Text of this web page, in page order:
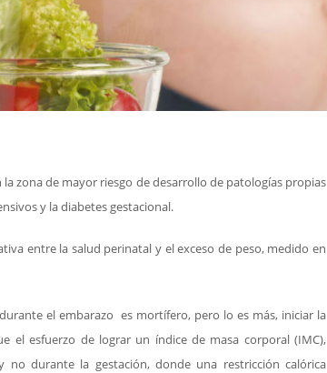
zona de mayor riesgo de desarrollo de patologías propias
y la diabetes gestacional.
entre la salud perinatal y el exceso de peso, medido en
el embarazo es mortífero, pero lo es más, iniciar la
el esfuerzo de lograr un índice de masa corporal (IMC),
no durante la gestación, donde una restricción calórica